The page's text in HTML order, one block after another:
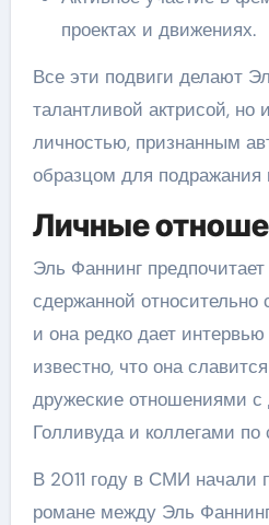
проектах и движениях.
Все эти подвиги делают
талантливой актрисой,
личностью, признанным
образцом для
Личные
Эль Фаннинг предпочитает
сдержанной относительно
и она редко дает
известно, что она
дружеские отношениями с
Голливуда и коллегами
В 2011 году в СМИ начали
романе между Эль